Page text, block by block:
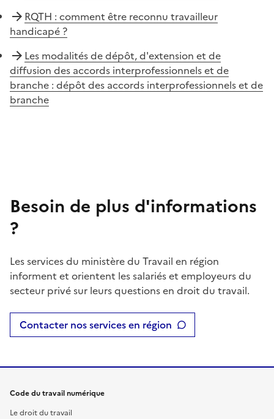
RQTH : comment être reconnu travailleur
handicapé ?
Les modalités de dépôt, d'extension et de
diffusion des accords interprofessionnels et de
branche : dépôt des accords interprofessionnels et de
branche
Besoin de plus d'informations
?
Les services du ministère du Travail en région
informent et orientent les salariés et employeurs du
secteur privé sur leurs questions en droit du travail.
Contacter nos services en région
Code du travail numérique
Le droit du travail